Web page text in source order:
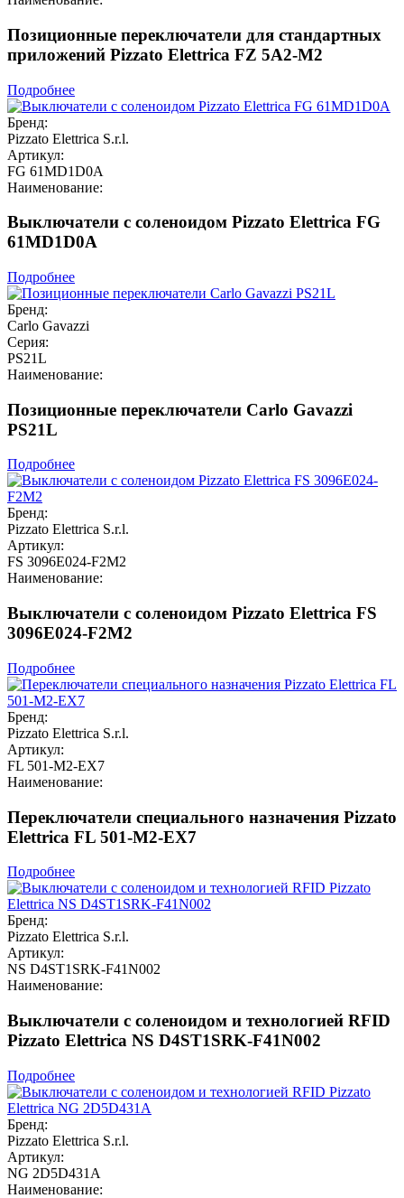
Позиционные переключатели для стандартных
приложений Pizzato Elettrica FZ 5A2-M2
Подробнее
Бренд:
Pizzato Elettrica S.r.l.
Артикул:
FG 61MD1D0A
Наименование:
Выключатели с соленоидом Pizzato Elettrica FG
61MD1D0A
Подробнее
Бренд:
Carlo Gavazzi
Серия:
PS21L
Наименование:
Позиционные переключатели Carlo Gavazzi
PS21L
Подробнее
Бренд:
Pizzato Elettrica S.r.l.
Артикул:
FS 3096E024-F2M2
Наименование:
Выключатели с соленоидом Pizzato Elettrica FS
3096E024-F2M2
Подробнее
Бренд:
Pizzato Elettrica S.r.l.
Артикул:
FL 501-M2-EX7
Наименование:
Переключатели специального назначения Pizzato
Elettrica FL 501-M2-EX7
Подробнее
Бренд:
Pizzato Elettrica S.r.l.
Артикул:
NS D4ST1SRK-F41N002
Наименование:
Выключатели с соленоидом и технологией RFID
Pizzato Elettrica NS D4ST1SRK-F41N002
Подробнее
Бренд:
Pizzato Elettrica S.r.l.
Артикул:
NG 2D5D431A
Наименование: